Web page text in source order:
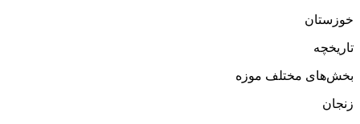
خوزستان
تاریخچه
بخش‌های مختلف موزه
زنجان